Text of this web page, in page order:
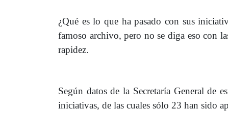
¿Qué es lo que ha pasado con sus
famoso archivo, pero no se diga eso con
rapidez.
Según datos de la Secretaría General de
iniciativas, de las cuales sólo 23 han sido